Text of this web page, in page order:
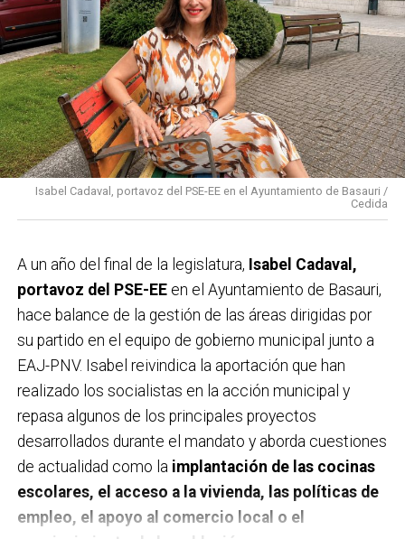
Isabel Cadaval, portavoz del PSE-EE en el Ayuntamiento de Basauri /
Cedida
A un año del final de la legislatura, Isabel Cadaval,
portavoz del PSE-EEen el Ayuntamiento de Basauri,
hace balance de la gestión de las áreas dirigidas por
su partido en el equipo de gobierno municipal junto a
EAJ-PNV. Isabel reivindica la aportación que han
realizado los socialistas en la acción municipal y
repasa algunos de los principales proyectos
desarrollados durante el mandato y aborda cuestiones
de actualidad como la implantación de las cocinas
escolares, el acceso a la vivienda, las políticas de
empleo, el apoyo al comercio local o el